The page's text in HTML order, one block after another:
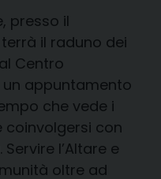
presso il
il raduno dei
Centro
un appuntamento
che vede i
coinvolgersi con
l’Altare e
oltre ad